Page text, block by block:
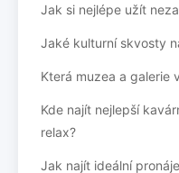
Jak si nejlépe užít
Jaké kulturní skvosty
Která muzea a galerie
Kde najít nejlepší
relax?
Jak najít ideální